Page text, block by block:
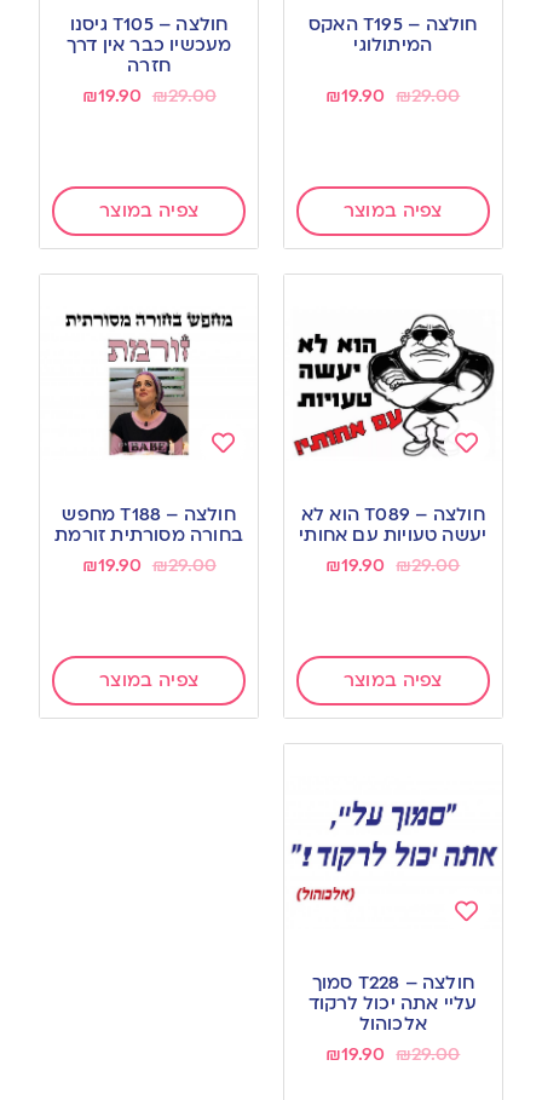
to
wishlist
חולצה – T195 האקס
המיתולוגי
₪29.00
₪19.90
צפיה במוצר
to
wishlist
חולצה – T105 גיסנו
מעכשיו כבר אין דרך
חזרה
₪29.00
₪19.90
צפיה במוצר
to
wishlist
חולצה – T089 הוא לא
יעשה טעויות עם אחותי
₪29.00
₪19.90
צפיה במוצר
to
wishlist
חולצה – T188 מחפש
בחורה מסורתית זורמת
₪29.00
₪19.90
צפיה במוצר
to
wishlist
חולצה – T228 סמוך
עליי אתה יכול לרקוד
אלכוהול
₪29.00
₪19.90